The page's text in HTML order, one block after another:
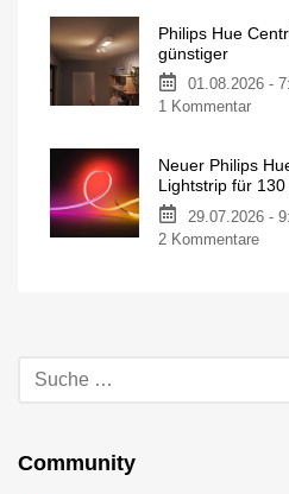
Philips Hue
günstiger
01.08.2026 -
1 Kommentar
Neuer Philips
Lightstrip für
29.07.2026 -
2 Kommentare
Community